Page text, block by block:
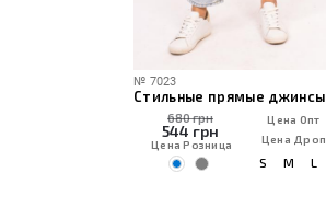
№ 7023
Стильные прямые джинсы
680 грн
544 грн
Цена Розница
Цена Опт
Цена Дроп
S M L